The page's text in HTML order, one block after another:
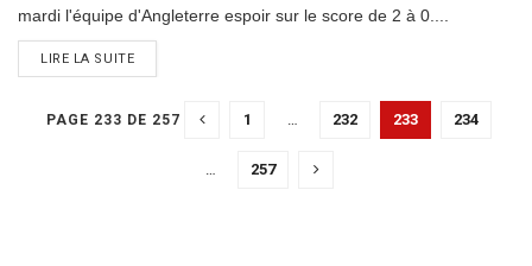
mardi l'équipe d'Angleterre espoir sur le score de 2 à 0....
LIRE LA SUITEDETAILS
PAGE 233 DE 257 1 232 233 234
257